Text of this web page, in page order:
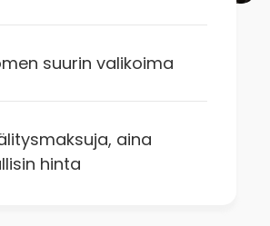
suurin valikoima
aina
hinta